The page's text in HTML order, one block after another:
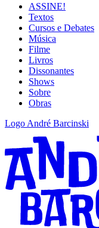
ASSINE!
Textos
Cursos e Debates
Música
Filme
Livros
Dissonantes
Shows
Sobre
Obras
Logo André Barcinski